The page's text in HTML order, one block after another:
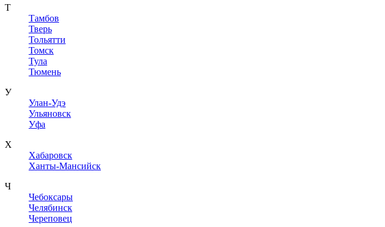
Т
Тамбов
Тверь
Тольятти
Томск
Тула
Тюмень
У
Улан-Удэ
Ульяновск
Уфа
Х
Хабаровск
Ханты-Мансийск
Ч
Чебоксары
Челябинск
Череповец